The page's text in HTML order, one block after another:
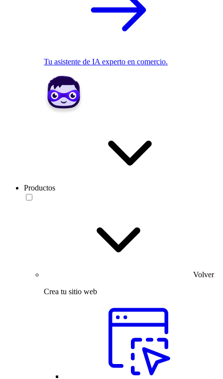
Tu asistente de IA experto en comercio.
Productos
Volver
Crea tu sitio web